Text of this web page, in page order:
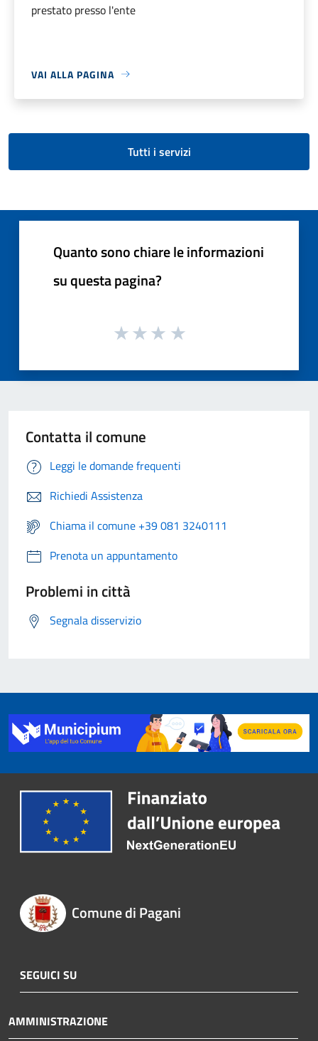
prestato presso l'ente
VAI ALLA PAGINA
Tutti i servizi
Quanto sono chiare le informazioni
su questa pagina?
Contatta il comune
Leggi le domande frequenti
Richiedi Assistenza
Chiama il comune +39 081 3240111
Prenota un appuntamento
Problemi in città
Segnala disservizio
Comune di Pagani
SEGUICI SU
AMMINISTRAZIONE